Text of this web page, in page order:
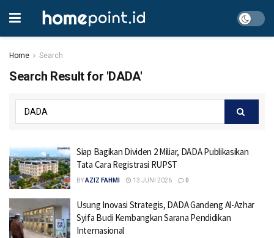
Home Search
Search Result for 'DADA'
Siap Bagikan Dividen 2 Miliar, DADA Publikasikan
Tata Cara Registrasi RUPST
BYAZIZ FAHMI 13 JUNI 2026 0
Usung Inovasi Strategis, DADA Gandeng Al-Azhar
Syifa Budi Kembangkan Sarana Pendidikan
Internasional